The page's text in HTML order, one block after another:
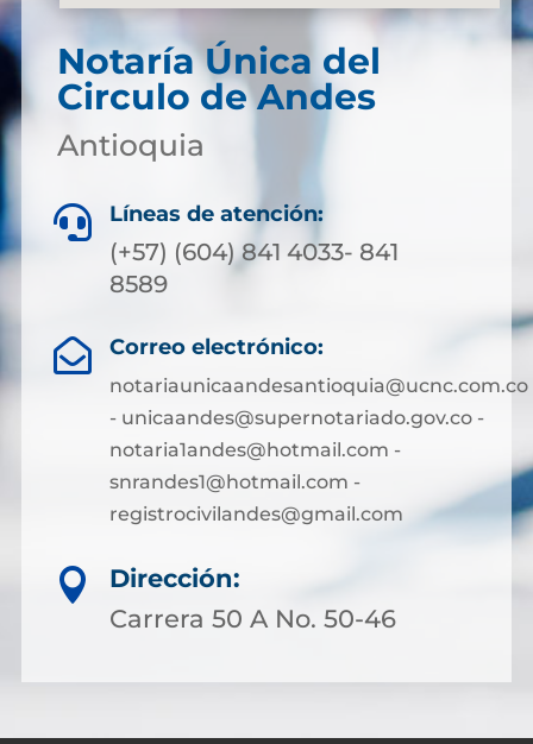
Notaría Única del
Circulo de Andes
Antioquia
 Líneas de atención:
(+57) (604) 841 4033- 841
8589
 Correo electrónico:
notariaunicaandesantioquia@ucnc.com.co
- unicaandes@supernotariado.gov.co -
notaria1andes@hotmail.com -
snrandes1@hotmail.com -
registrocivilandes@gmail.com

Dirección:
Carrera 50 A No. 50-46